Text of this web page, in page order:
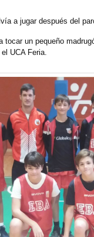
a jugar después del
tocar un pequeño
UCA Feria.